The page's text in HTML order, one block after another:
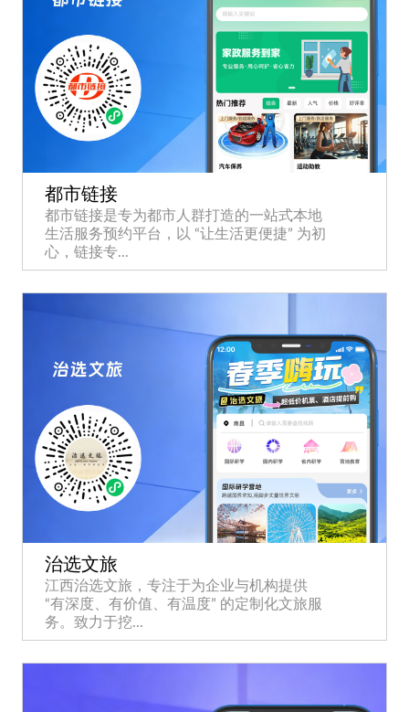
都市链接
都市链接是专为都市人群打造的一站式本地
生活服务预约平台，以 “让生活更便捷” 为初
心，链接专...
治选文旅
江西治选文旅，专注于为企业与机构提供
“有深度、有价值、有温度” 的定制化文旅服
务。致力于挖...